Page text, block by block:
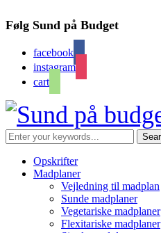
Følg Sund på Budget
facebook
instagram
cart
Opskrifter
Madplaner
Vejledning til madplan
Sunde madplaner
Vegetariske madplaner
Flexitariske madplaner